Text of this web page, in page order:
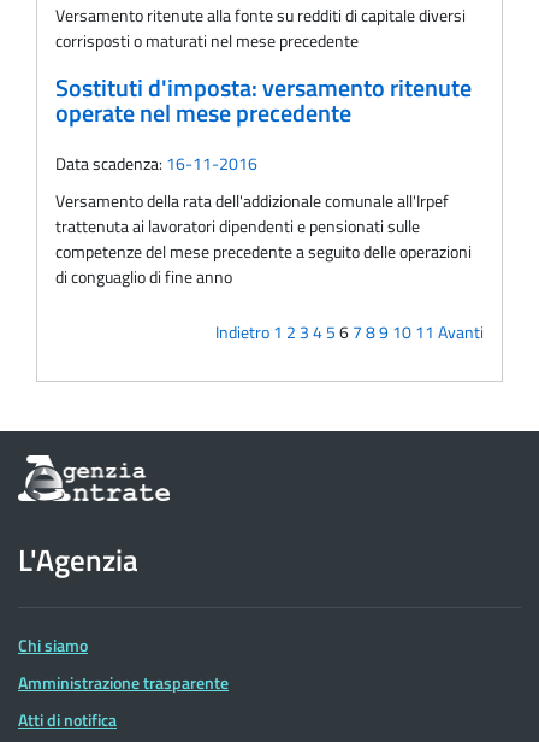
Versamento ritenute alla fonte su redditi di capitale diversi
corrisposti o maturati nel mese precedente
Sostituti d'imposta: versamento ritenute
operate nel mese precedente
Data scadenza: 16-11-2016
Versamento della rata dell'addizionale comunale all'Irpef
trattenuta ai lavoratori dipendenti e pensionati sulle
competenze del mese precedente a seguito delle operazioni
di conguaglio di fine anno
Indietro1 2 34567891011 Avanti
Informazioni
sul
dell'Agenzia
delle
Entrate
L'Agenzia
Chi siamo
Amministrazione trasparente
Atti di notifica